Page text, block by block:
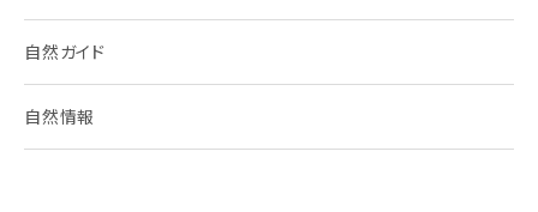
自然ガイド
自然情報